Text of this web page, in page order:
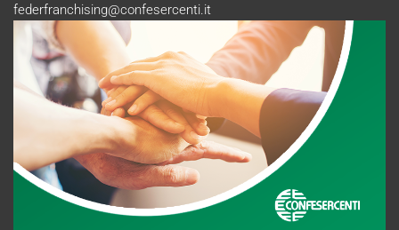
federfranchising@confesercenti.it